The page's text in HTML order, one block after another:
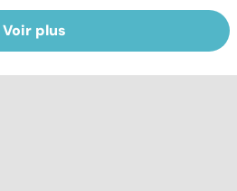
Voir plus